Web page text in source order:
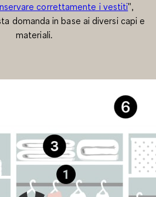
correttamente i vestiti",
domanda in base ai diversi capi e
materiali.